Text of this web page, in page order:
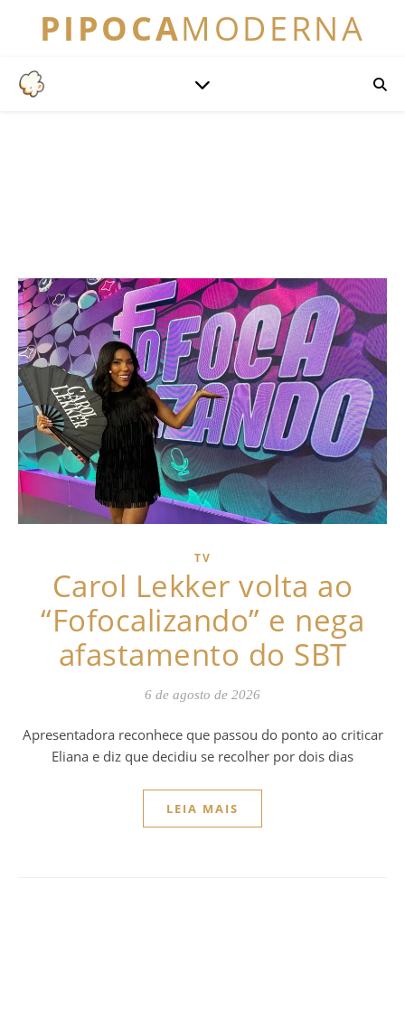
PIPOCAMODERNA
TV
Carol Lekker volta ao
“Fofocalizando” e nega
afastamento do SBT
6 de agosto de 2026
Apresentadora reconhece que passou do ponto ao criticar
Eliana e diz que decidiu se recolher por dois dias
LEIA MAIS